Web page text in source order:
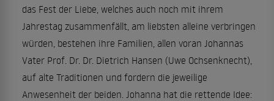
das Fest der Liebe, welches auch noch mit ihrem
Jahrestag zusammenfällt, am liebsten alleine verbringen
würden, bestehen ihre Familien, allen voran Johannas
Vater Prof. Dr. Dr. Dietrich Hansen (Uwe Ochsenknecht),
auf alte Traditionen und fordern die jeweilige
Anwesenheit der beiden. Johanna hat die rettende Idee: